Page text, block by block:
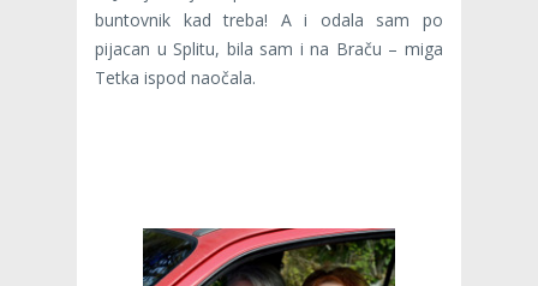
buntovnik kad treba! A i odala sam po
pijacan u Splitu, bila sam i na Braču – miga
Tetka ispod naočala.